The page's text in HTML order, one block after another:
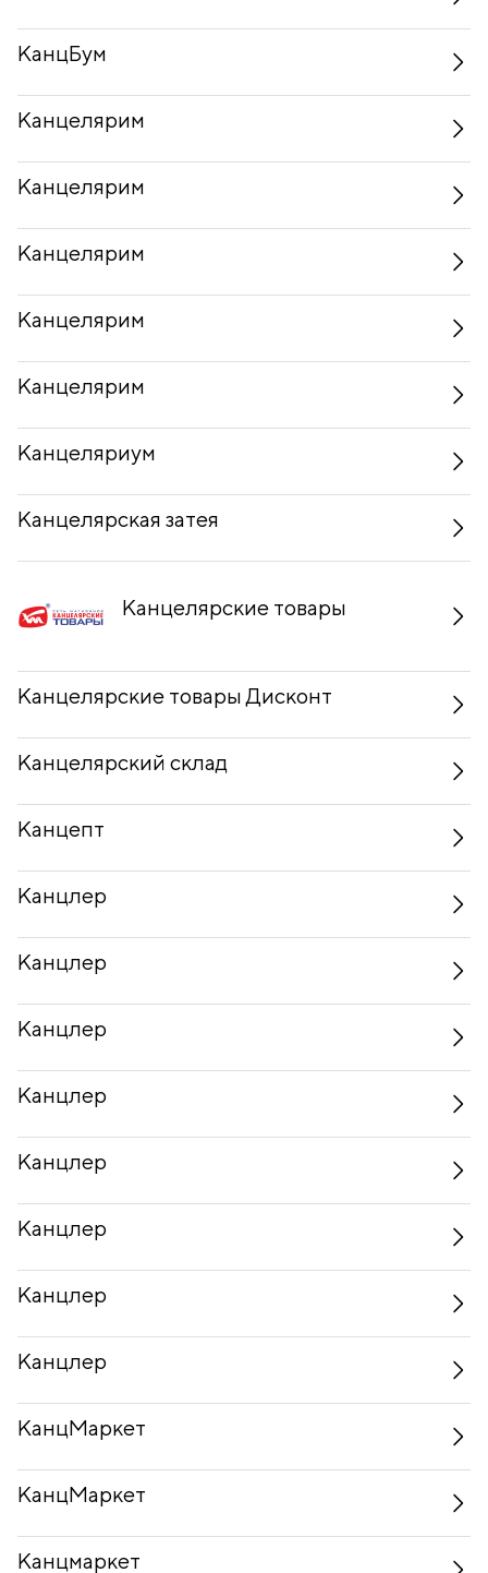
КанцБум
Канцелярим
Канцелярим
Канцелярим
Канцелярим
Канцелярим
Канцеляриум
Канцелярская затея
Канцелярские товары
Канцелярские товары Дисконт
Канцелярский склад
Канцепт
Канцлер
Канцлер
Канцлер
Канцлер
Канцлер
Канцлер
Канцлер
Канцлер
КанцМаркет
КанцМаркет
Канцмаркет